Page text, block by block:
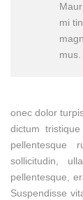
mi
mus.
onec dolor
dictum
pellentesque
sollicitudin,
pellentesque,
Suspendisse